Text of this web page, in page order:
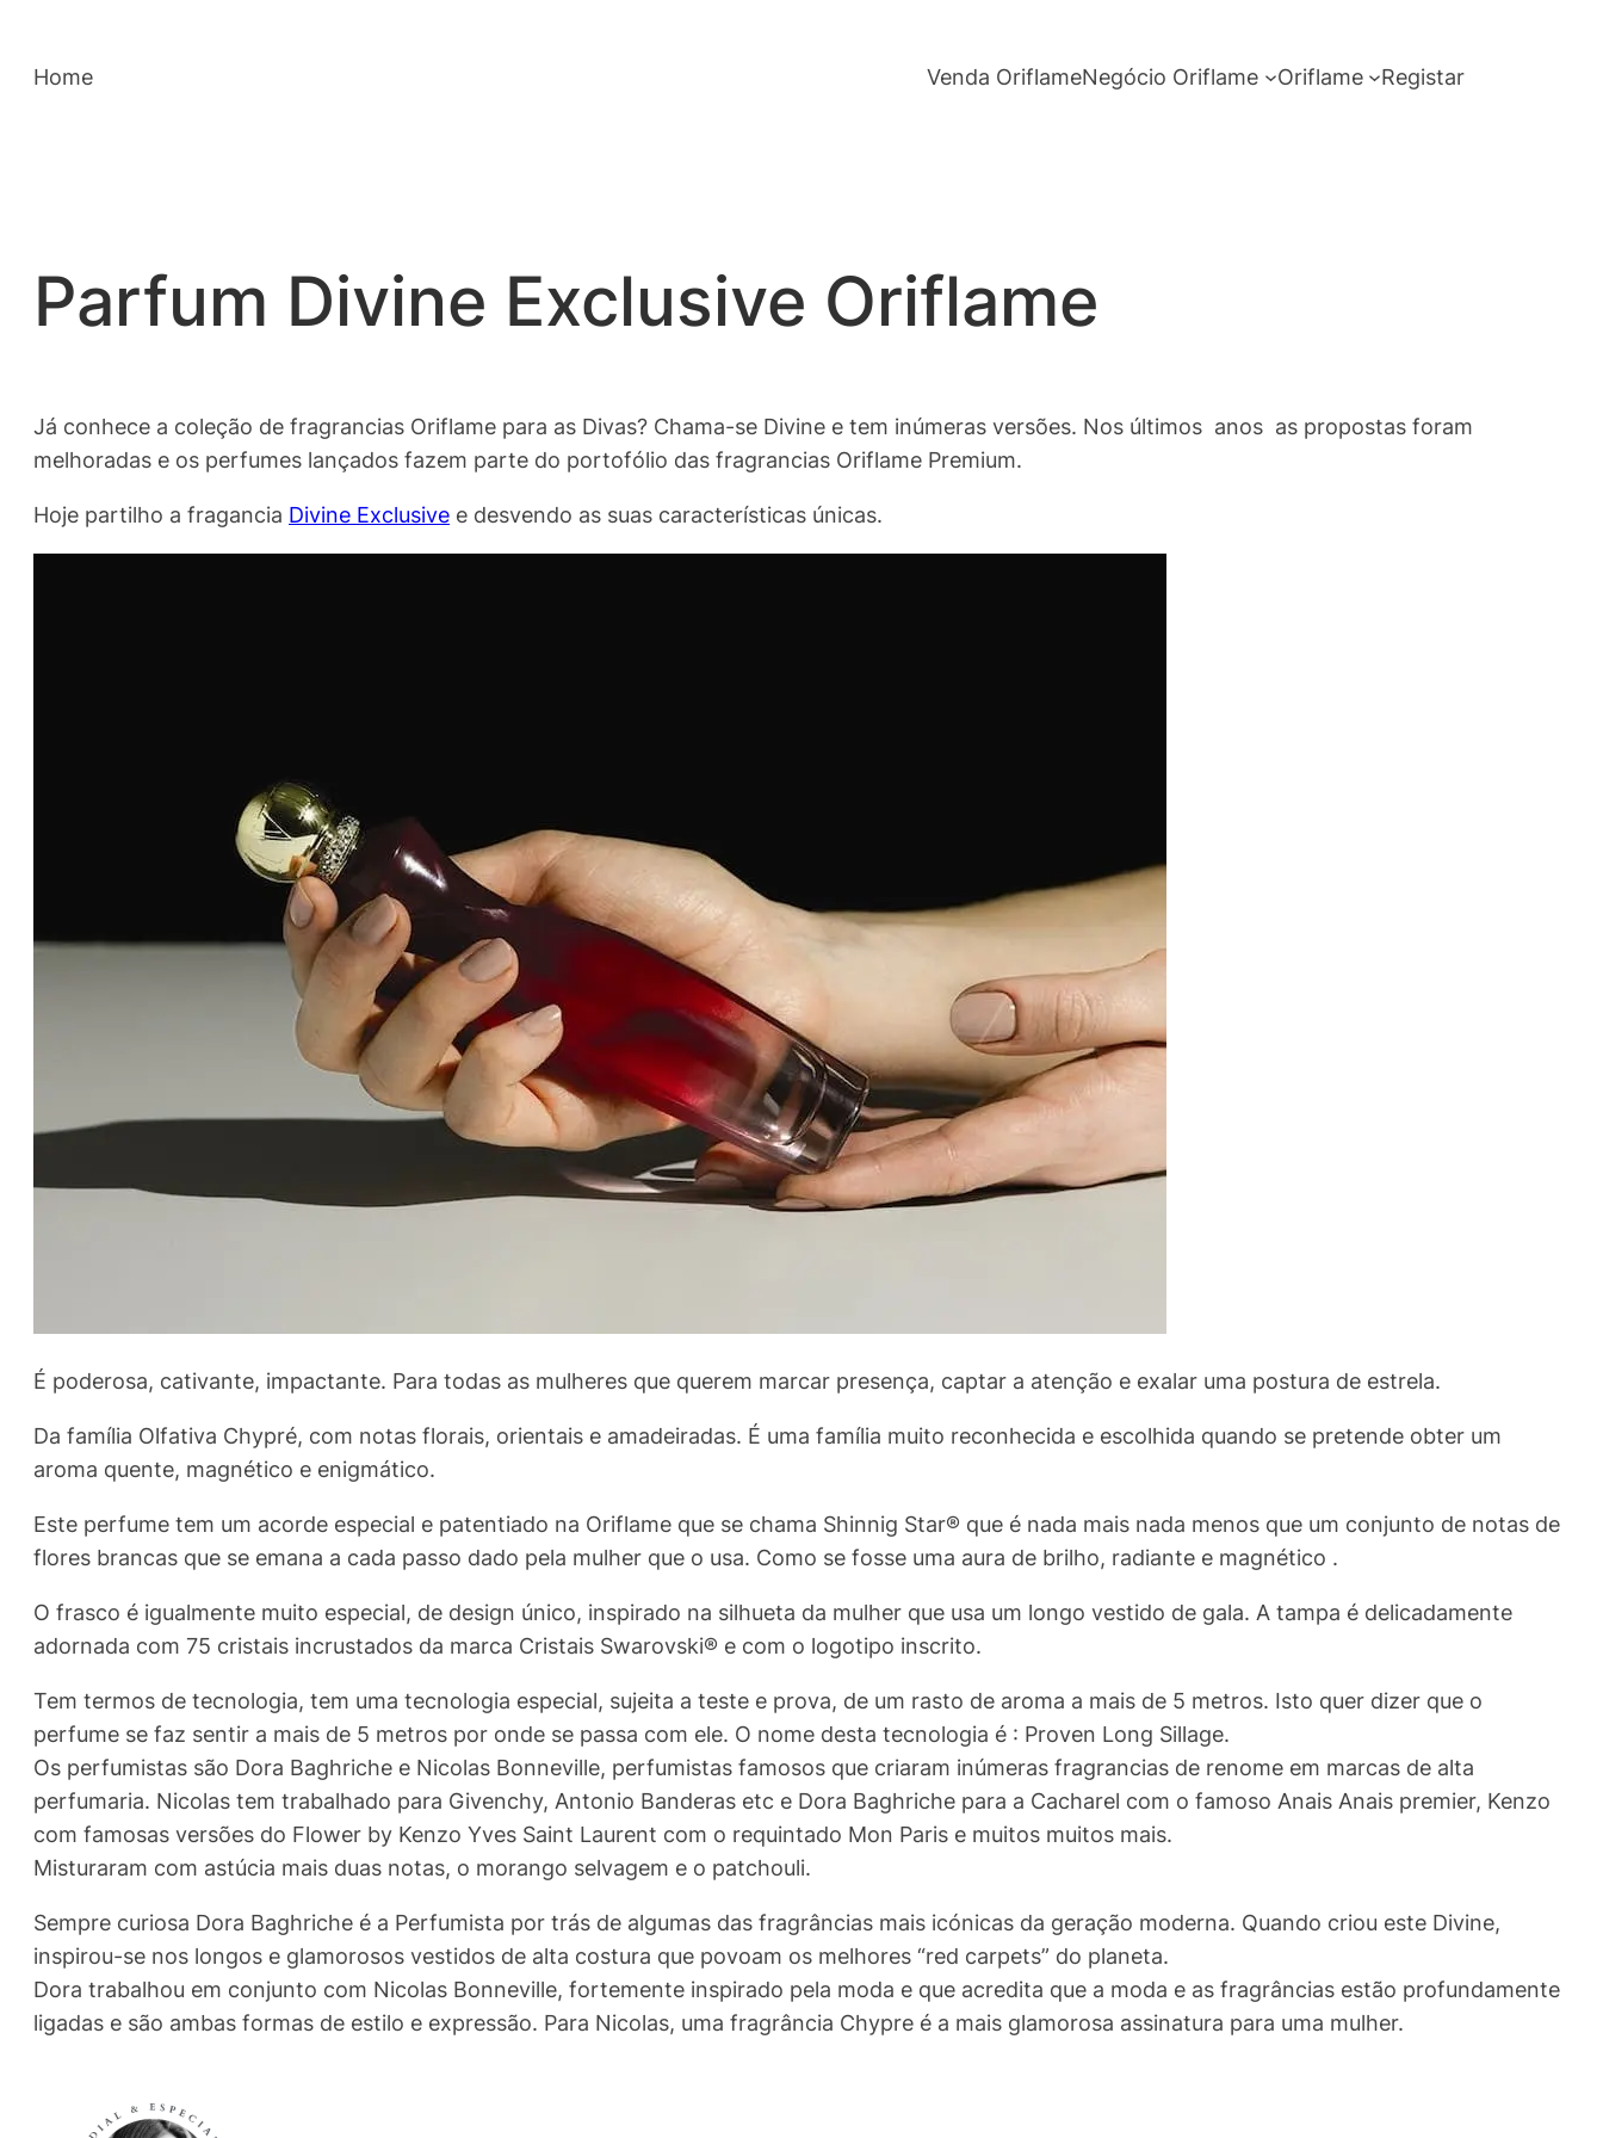
Home Venda OriflameNegócio Oriflame Oriflame Registar
Parfum Divine Exclusive Oriflame
Já conhece a coleção de fragrancias Oriflame para as Divas? Chama-se Divine e tem inúmeras versões. Nos últimos anos as propostas foram
melhoradas e os perfumes lançados fazem parte do portofólio das fragrancias Oriflame Premium.
Hoje partilho a fragancia Divine Exclusive e desvendo as suas características únicas.
É poderosa, cativante, impactante. Para todas as mulheres que querem marcar presença, captar a atenção e exalar uma postura de estrela.
Da família Olfativa Chypré, com notas florais, orientais e amadeiradas. É uma família muito reconhecida e escolhida quando se pretende obter um
aroma quente, magnético e enigmático.
Este perfume tem um acorde especial e patentiado na Oriflame que se chama Shinnig Star® que é nada mais nada menos que um conjunto de notas de
flores brancas que se emana a cada passo dado pela mulher que o usa. Como se fosse uma aura de brilho, radiante e magnético .
O frasco é igualmente muito especial, de design único, inspirado na silhueta da mulher que usa um longo vestido de gala. A tampa é delicadamente
adornada com 75 cristais incrustados da marca Cristais Swarovski® e com o logotipo inscrito.
Tem termos de tecnologia, tem uma tecnologia especial, sujeita a teste e prova, de um rasto de aroma a mais de 5 metros. Isto quer dizer que o
perfume se faz sentir a mais de 5 metros por onde se passa com ele. O nome desta tecnologia é : Proven Long Sillage.
Os perfumistas são Dora Baghriche e Nicolas Bonneville, perfumistas famosos que criaram inúmeras fragrancias de renome em marcas de alta
perfumaria. Nicolas tem trabalhado para Givenchy, Antonio Banderas etc e Dora Baghriche para a Cacharel com o famoso Anais Anais premier, Kenzo
com famosas versões do Flower by Kenzo Yves Saint Laurent com o requintado Mon Paris e muitos muitos mais.
Misturaram com astúcia mais duas notas, o morango selvagem e o patchouli.
Sempre curiosa Dora Baghriche é a Perfumista por trás de algumas das fragrâncias mais icónicas da geração moderna. Quando criou este Divine,
inspirou-se nos longos e glamorosos vestidos de alta costura que povoam os melhores “red carpets” do planeta.
Dora trabalhou em conjunto com Nicolas Bonneville, fortemente inspirado pela moda e que acredita que a moda e as fragrâncias estão profundamente
ligadas e são ambas formas de estilo e expressão. Para Nicolas, uma fragrância Chypre é a mais glamorosa assinatura para uma mulher.